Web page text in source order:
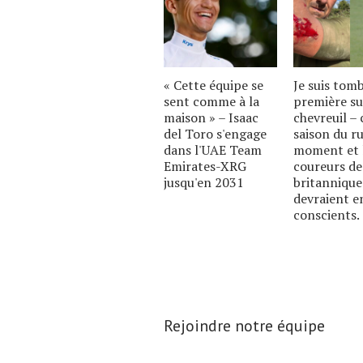
« Cette équipe se
sent comme à la
maison » – Isaac
del Toro s'engage
dans l'UAE Team
Emirates-XRG
jusqu'en 2031
Je suis
première
chevreuil –
saison du
moment et
coureurs
devraient
conscients.
Rejoindre notre équipe